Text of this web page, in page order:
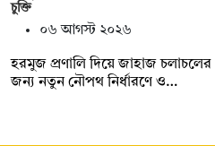
চুক্তি
০৬ আগস্ট ২০২৬
হরমুজ প্রণালি দিয়ে জাহাজ চলাচলের
জন্য নতুন নৌপথ নির্ধারণে ও…